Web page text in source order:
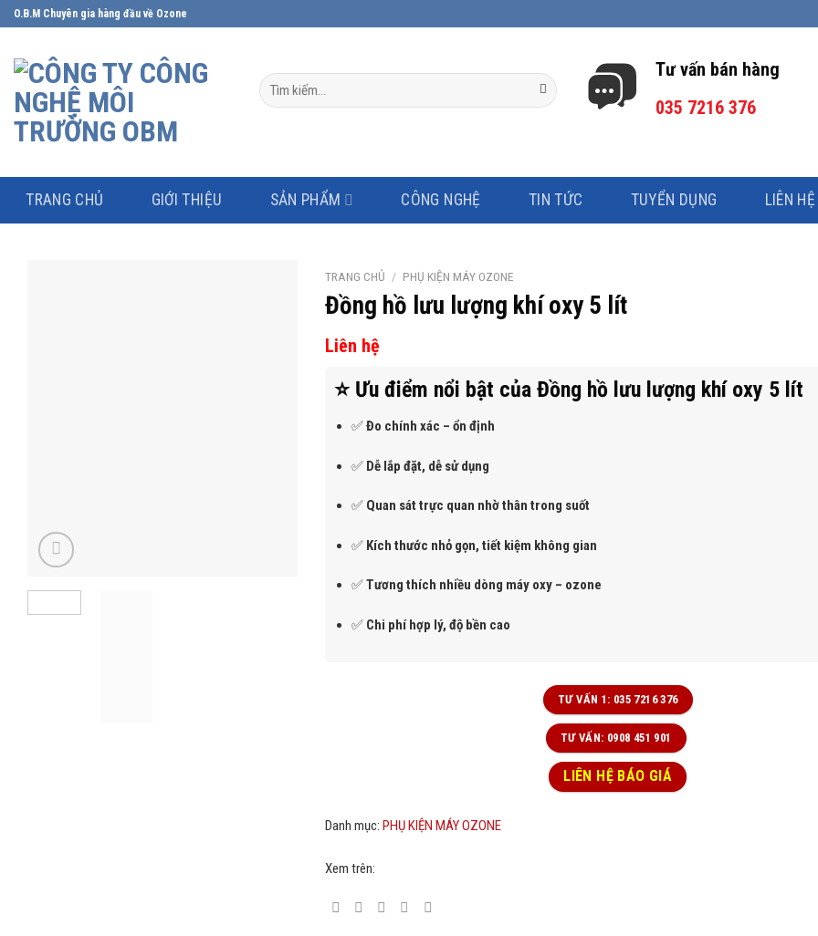
Skip
to
content
O.B.M Chuyên gia hàng đầu về Ozone
Tìm
kiếm:
Tư vấn bán hàng
035 7216 376
TRANG CHỦ GIỚI THIỆU SẢN PHẨM CÔNG NGHỆ TIN TỨC TUYỂN DỤNG LIÊN HỆ
TRANG CHỦ / PHỤ KIỆN MÁY OZONE
Đồng hồ lưu lượng khí oxy 5 lít
Liên hệ
⭐ Ưu điểm nổi bật của Đồng hồ lưu lượng khí oxy 5 lít
✅Đo chính xác – ổn định
✅ Dễ lắp đặt, dễ sử dụng
✅ Quan sát trực quan nhờ thân trong suốt
✅ Kích thước nhỏ gọn, tiết kiệm không gian
✅Tương thích nhiều dòng máy oxy – ozone
✅ Chi phí hợp lý, độ bền cao
TƯ VẤN 1: 035 7216 376
TƯ VẤN: 0908 451 901
LIÊN HỆ BÁO GIÁ
Danh mục: PHỤ KIỆN MÁY OZONE
Xem trên: